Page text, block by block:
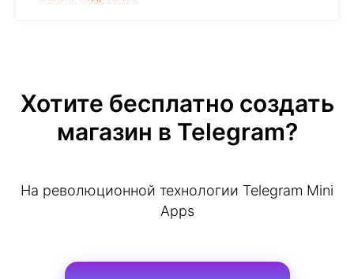
Хотите бесплатно создать
магазин в Telegram?
На революционной технологии Telegram Mini
Apps